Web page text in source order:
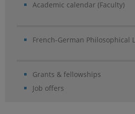
Academic calendar (Faculty)
French-German Philosophical
Grants & fellowships
Job offers